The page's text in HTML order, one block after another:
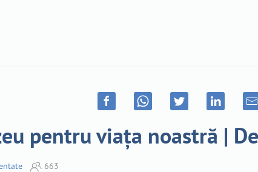
pentru viața noastră |
663